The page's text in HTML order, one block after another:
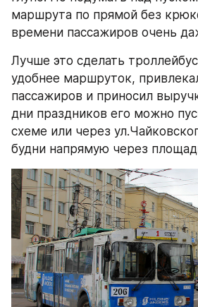
маршрута по прямой без
времени пассажиров очень
Лучше это сделать
удобнее маршруток,
пассажиров и приносил
дни праздников его можно
схеме или через
будни напрямую через